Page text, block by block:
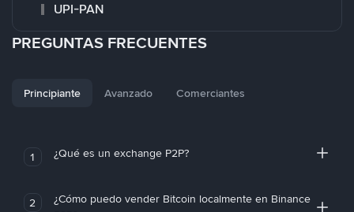
UPI-PAN
PREGUNTAS FRECUENTES
Principiante Avanzado Comerciantes
1 ¿Qué es un exchange P2P?
2
¿Cómo puedo vender Bitcoin localmente en Binance